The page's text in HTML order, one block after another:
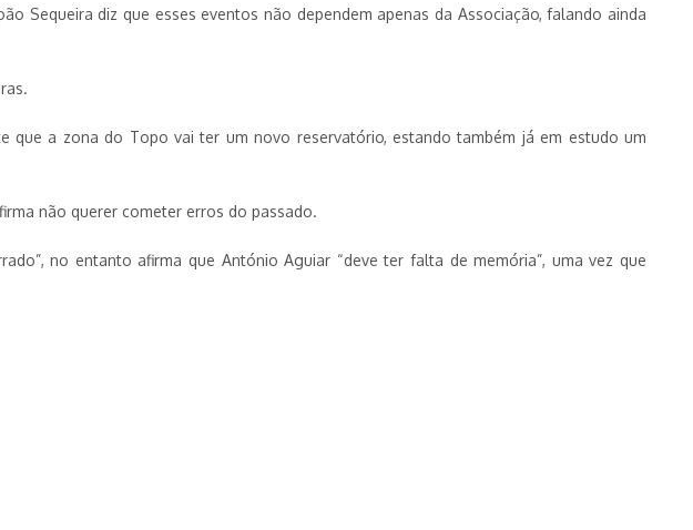
Sequeira diz que esses eventos não dependem apenas da Associação, falando ainda
que a zona do Topo vai ter um novo reservatório, estando também já em estudo um
não querer cometer erros do passado.
no entanto afirma que António Aguiar “deve ter falta de memória”, uma vez que